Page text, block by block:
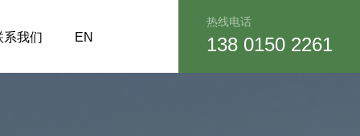
系我们 EN
热线电话
138 0150 2261